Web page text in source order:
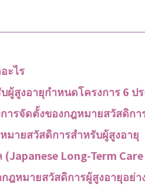
ะไร
สูงอายุกำหนดโครงการ 6 ป
ารจัดตั้งของกฎหมายสวัสดิก
มายสวัสดิการสำหรับผู้สูงอายุ
Long-Term
ฎหมายสวัสดิการผู้สูงอายุอย่า